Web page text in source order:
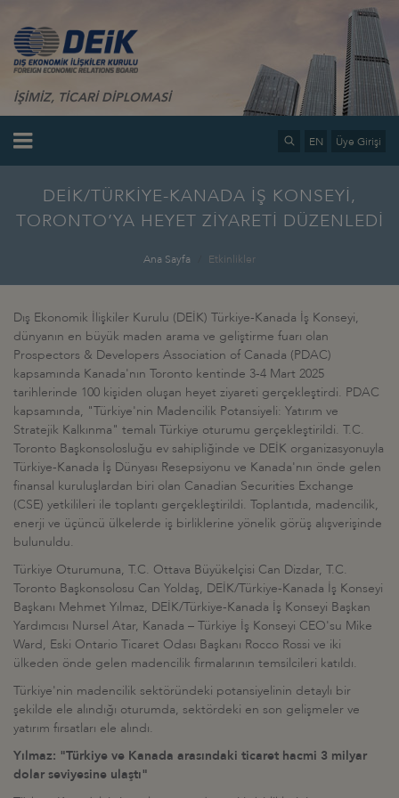
İŞİMİZ, TİCARİ DİPLOMASİ
EN Üye Girişi
DEİK/TÜRKİYE-KANADA İŞ KONSEYİ,
TORONTO’YA HEYET ZİYARETİ DÜZENLEDİ
Ana Sayfa Etkinlikler
Dış Ekonomik İlişkiler Kurulu (DEİK) Türkiye-Kanada İş Konseyi,
dünyanın en büyük maden arama ve geliştirme fuarı olan
Prospectors & Developers Association of Canada (PDAC)
kapsamında Kanada'nın Toronto kentinde 3-4 Mart 2025
tarihlerinde 100 kişiden oluşan heyet ziyareti gerçekleştirdi. PDAC
kapsamında, "Türkiye'nin Madencilik Potansiyeli: Yatırım ve
Stratejik Kalkınma" temalı Türkiye oturumu gerçekleştirildi. T.C.
Toronto Başkonsolosluğu ev sahipliğinde ve DEİK organizasyonuyla
Türkiye-Kanada İş Dünyası Resepsiyonu ve Kanada'nın önde gelen
finansal kuruluşlardan biri olan Canadian Securities Exchange
(CSE) yetkilileri ile toplantı gerçekleştirildi. Toplantıda, madencilik,
enerji ve üçüncü ülkelerde iş birliklerine yönelik görüş alışverişinde
bulunuldu.
Türkiye Oturumuna, T.C. Ottava Büyükelçisi Can Dizdar, T.C.
Toronto Başkonsolosu Can Yoldaş, DEİK/Türkiye-Kanada İş Konseyi
Başkanı Mehmet Yılmaz, DEİK/Türkiye-Kanada İş Konseyi Başkan
Yardımcısı Nursel Atar, Kanada – Türkiye İş Konseyi CEO'su Mike
Ward, Eski Ontario Ticaret Odası Başkanı Rocco Rossi ve iki
ülkeden önde gelen madencilik firmalarının temsilcileri katıldı.
Türkiye'nin madencilik sektöründeki potansiyelinin detaylı bir
şekilde ele alındığı oturumda, sektördeki en son gelişmeler ve
yatırım fırsatları ele alındı.
Yılmaz: "Türkiye ve Kanada arasındaki ticaret hacmi 3 milyar
dolar seviyesine ulaştı"